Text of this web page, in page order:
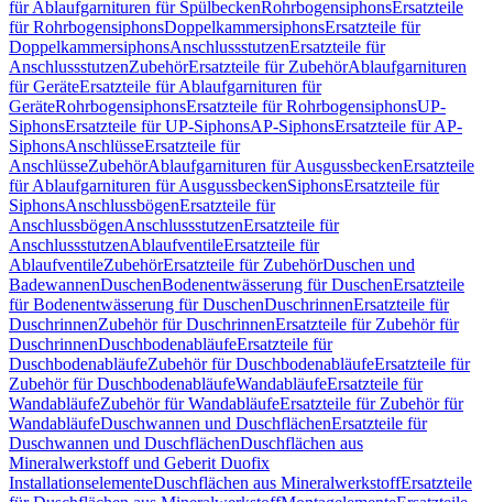
für Ablaufgarnituren für SpülbeckenRohrbogensiphonsErsatzteile
für RohrbogensiphonsDoppelkammersiphonsErsatzteile für
DoppelkammersiphonsAnschlussstutzenErsatzteile für
AnschlussstutzenZubehörErsatzteile für ZubehörAblaufgarnituren
für GeräteErsatzteile für Ablaufgarnituren für
GeräteRohrbogensiphonsErsatzteile für RohrbogensiphonsUP-
SiphonsErsatzteile für UP-SiphonsAP-SiphonsErsatzteile für AP-
SiphonsAnschlüsseErsatzteile für
AnschlüsseZubehörAblaufgarnituren für AusgussbeckenErsatzteile
für Ablaufgarnituren für AusgussbeckenSiphonsErsatzteile für
SiphonsAnschlussbögenErsatzteile für
AnschlussbögenAnschlussstutzenErsatzteile für
AnschlussstutzenAblaufventileErsatzteile für
AblaufventileZubehörErsatzteile für ZubehörDuschen und
BadewannenDuschenBodenentwässerung für DuschenErsatzteile
für Bodenentwässerung für DuschenDuschrinnenErsatzteile für
DuschrinnenZubehör für DuschrinnenErsatzteile für Zubehör für
DuschrinnenDuschbodenabläufeErsatzteile für
DuschbodenabläufeZubehör für DuschbodenabläufeErsatzteile für
Zubehör für DuschbodenabläufeWandabläufeErsatzteile für
WandabläufeZubehör für WandabläufeErsatzteile für Zubehör für
WandabläufeDuschwannen und DuschflächenErsatzteile für
Duschwannen und DuschflächenDuschflächen aus
Mineralwerkstoff und Geberit Duofix
InstallationselementeDuschflächen aus MineralwerkstoffErsatzteile